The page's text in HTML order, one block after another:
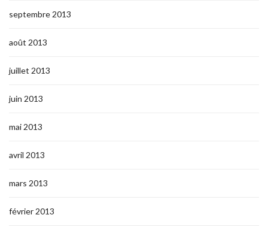
septembre 2013
août 2013
juillet 2013
juin 2013
mai 2013
avril 2013
mars 2013
février 2013